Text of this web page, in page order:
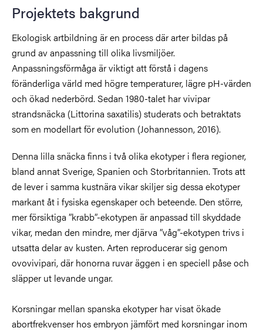
Projektets bakgrund
Ekologisk artbildning är en process där arter bildas på
grund av anpassning till olika livsmiljöer.
Anpassningsförmåga är viktigt att förstå i dagens
föränderliga värld med högre temperaturer, lägre pH-värden
och ökad nederbörd. Sedan 1980-talet har vivipar
strandsnäcka (Littorina saxatilis) studerats och betraktats
som en modellart för evolution (Johannesson, 2016).
Denna lilla snäcka finns i två olika ekotyper i flera regioner,
bland annat Sverige, Spanien och Storbritannien. Trots att
de lever i samma kustnära vikar skiljer sig dessa ekotyper
markant åt i fysiska egenskaper och beteende. Den större,
mer försiktiga ”krabb”-ekotypen är anpassad till skyddade
vikar, medan den mindre, mer djärva ”våg”-ekotypen trivs i
utsatta delar av kusten. Arten reproducerar sig genom
ovovivipari, där honorna ruvar äggen i en speciell påse och
släpper ut levande ungar.
Korsningar mellan spanska ekotyper har visat ökade
abortfrekvenser hos embryon jämfört med korsningar inom